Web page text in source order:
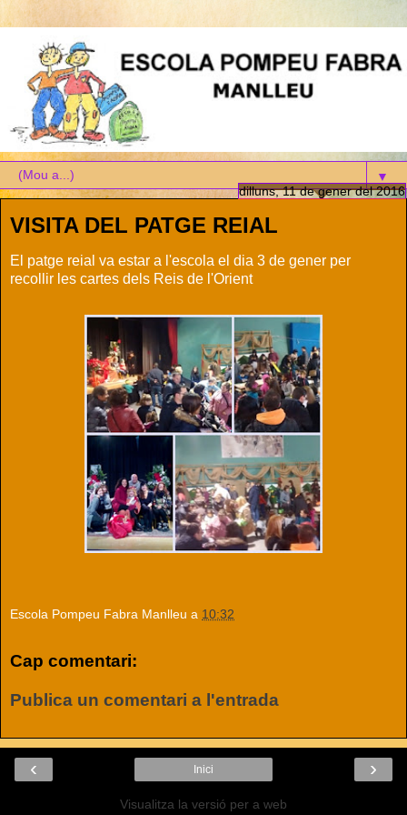
▼
dilluns, 11 de gener del 2016
VISITA DEL PATGE REIAL
El patge reial va estar a l'escola el dia 3 de gener per
recollir les cartes dels Reis de l'Orient
Escola Pompeu Fabra Manlleu a 10:32
Cap comentari:
Publica un comentari a l'entrada
‹ ›
Inici
Visualitza la versió per a web